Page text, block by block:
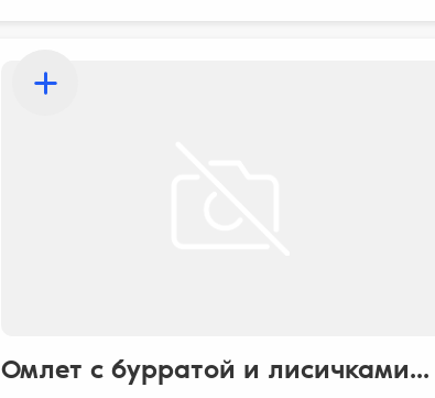
Омлет с бурратой и лисичками...